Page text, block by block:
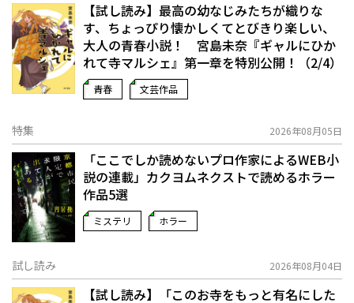
【試し読み】最高の幼なじみたちが織りな
す、ちょっぴり懐かしくてとびきり楽しい、
大人の青春小説！ 宮島未奈『ギャルにひか
れて寺マルシェ』第一章を特別公開！（2/4）
青春 文芸作品
特集 2026年08月05日
「ここでしか読めないプロ作家によるWEB小
説の連載」――カクヨムネクストで読めるホラー
作品5選
ミステリ ホラー
試し読み 2026年08月04日
【試し読み】「このお寺をもっと有名にした